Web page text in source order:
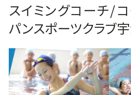
スイミングコーチ/
パンスポーツクラブ